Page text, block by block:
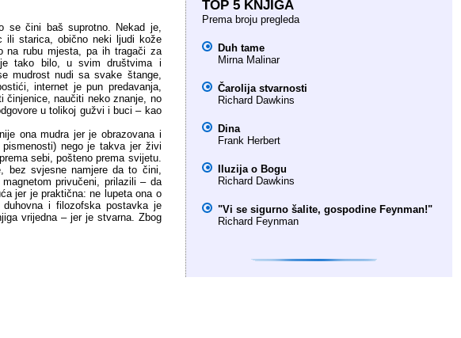
se čini baš suprotno. Nekad je,
ili starica, obično neki ljudi kože
na rubu mjesta, pa ih tragači za
tako bilo, u svim društvima i
mudrost nudi sa svake štange,
internet je pun predavanja,
činjenice, naučiti neko znanje, no
u tolikoj gužvi i buci – kao
ona mudra jer je obrazovana i
nego je takva jer živi
sebi, pošteno prema svijetu.
bez svjesne namjere da to čini,
privučeni, prilazili – da
jer je praktična: ne lupeta ona o
i filozofska postavka je
vrijedna – jer je stvarna. Zbog
TOP 5 KNJIGA
Prema broju pregleda
Duh tame
Mirna Malinar
Čarolija stvarnosti
Richard Dawkins
Dina
Frank Herbert
Iluzija o Bogu
Richard Dawkins
"Vi se sigurno šalite, gospodine Feynman!"
Richard Feynman